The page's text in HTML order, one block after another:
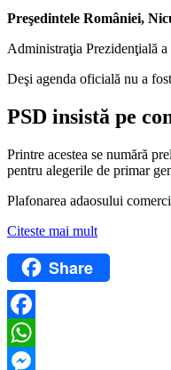
Preşedintele României,
Administraţia Prezidenţială
Deşi agenda oficială nu a
PSD insistă pe
Printre acestea se numără
pentru alegerile de primar
Plafonarea adaosului
Citeste mai mult
Share
Facebook
WhatsApp